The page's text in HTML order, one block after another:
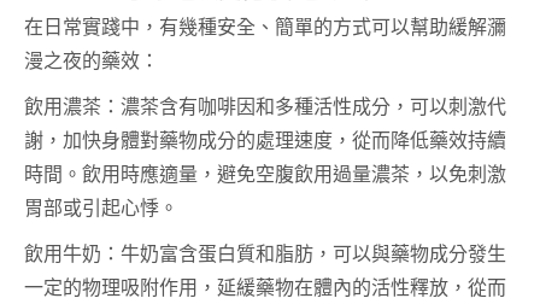
在日常實踐中，有幾種安全、簡單的方式可以幫助緩解瀰
漫之夜的藥效：
飲用濃茶：濃茶含有咖啡因和多種活性成分，可以刺激代
謝，加快身體對藥物成分的處理速度，從而降低藥效持續
時間。飲用時應適量，避免空腹飲用過量濃茶，以免刺激
胃部或引起心悸。
飲用牛奶：牛奶富含蛋白質和脂肪，可以與藥物成分發生
一定的物理吸附作用，延緩藥物在體內的活性釋放，從而